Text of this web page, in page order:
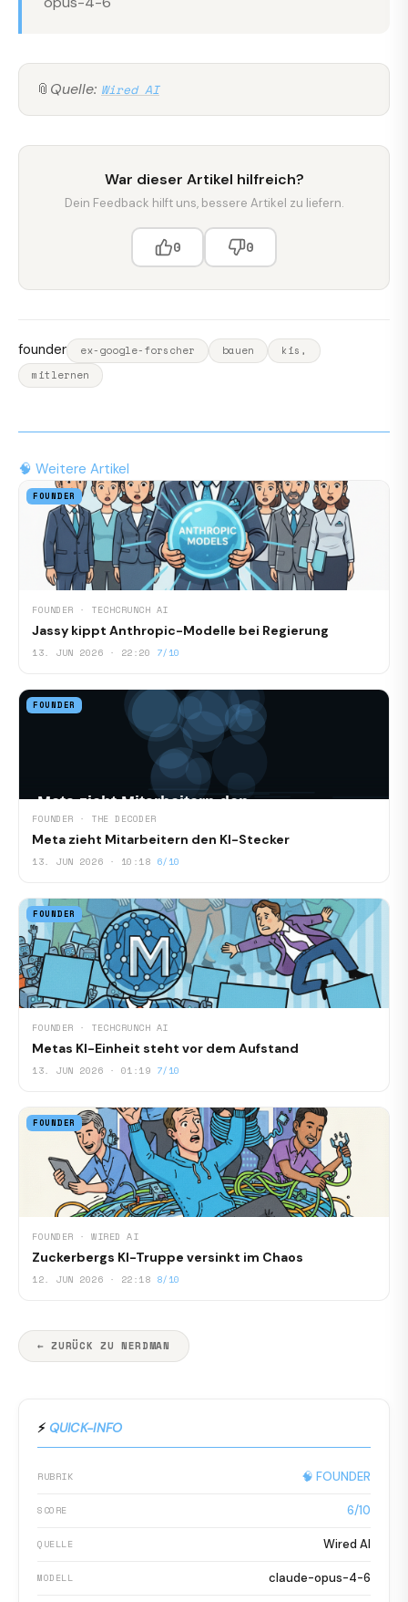
📎 Quelle: Wired AI
War dieser Artikel hilfreich?
Dein Feedback hilft uns, bessere Artikel zu liefern.
0 0
founder ex-google-forscher bauen
kis,
mitlernen
🧠 Weitere Artikel
FOUNDER
FOUNDER · TECHCRUNCH AI
Jassy kippt Anthropic-Modelle bei Regierung
13. JUN 2026 · 22:20 7/10
FOUNDER
FOUNDER · THE DECODER
Meta zieht Mitarbeitern den KI-Stecker
13. JUN 2026 · 10:18 6/10
FOUNDER
FOUNDER · TECHCRUNCH AI
Metas KI-Einheit steht vor dem Aufstand
13. JUN 2026 · 01:19 7/10
FOUNDER
FOUNDER · WIRED AI
Zuckerbergs KI-Truppe versinkt im Chaos
12. JUN 2026 · 22:18 8/10
← ZURÜCK ZU NERDMAN
⚡ QUICK-INFO
RUBRIK 🧠 FOUNDER
SCORE 6/10
QUELLE Wired AI
MODELL claude-opus-4-6